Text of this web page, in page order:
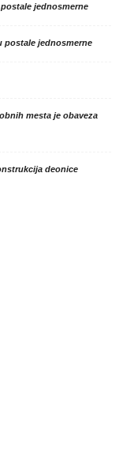
jednosmerne
postale jednosmerne
mesta je obaveza
deonice